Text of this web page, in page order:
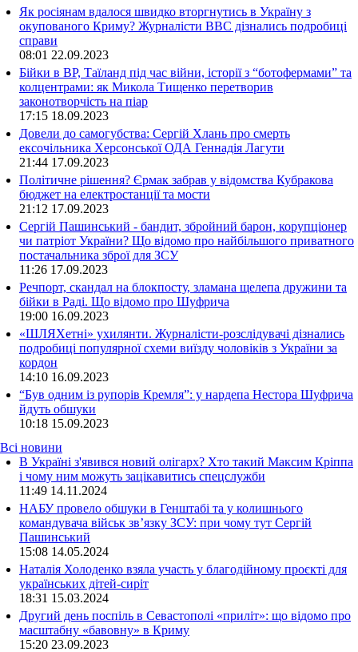
Як росіянам вдалося швидко вторгнутись в Україну з
окупованого Криму? Журналісти ВВС дізнались подробиці
справи
08:01 22.09.2023
Бійки в ВР, Таїланд під час війни, історії з “ботофермами” та
колцентрами: як Микола Тищенко перетворив
законотворчість на піар
17:15 18.09.2023
Довели до самогубства: Сергій Хлань про смерть
ексочільника Херсонської ОДА Геннадія Лагути
21:44 17.09.2023
Політичне рішення? Єрмак забрав у відомства Кубракова
бюджет на електростанції та мости
21:12 17.09.2023
Сергій Пашинський - бандит, збройний барон, корупціонер
чи патріот України? Що відомо про найбільшого приватного
постачальника зброї для ЗСУ
11:26 17.09.2023
Речпорт, скандал на блокпосту, зламана щелепа дружини та
бійки в Раді. Що відомо про Шуфрича
19:00 16.09.2023
«ШЛЯХетні» ухилянти. Журналісти-розслідувачі дізнались
подробиці популярної схеми виїзду чоловіків з України за
кордон
14:10 16.09.2023
“Був одним із рупорів Кремля”: у нардепа Нестора Шуфрича
йдуть обшуки
10:18 15.09.2023
Всі новини
В Україні з'явився новий олігарх? Хто такий Максим Кріппа
і чому ним можуть зацікавитись спецслужби
11:49 14.11.2024
НАБУ провело обшуки в Генштабі та у колишнього
командувача військ зв’язку ЗСУ: при чому тут Сергій
Пашинський
15:08 14.05.2024
Наталія Холоденко взяла участь у благодійному проєкті для
українських дітей-сиріт
18:31 15.03.2024
Другий день поспіль в Севастополі «приліт»: що відомо про
масштабну «бавовну» в Криму
15:20 23.09.2023